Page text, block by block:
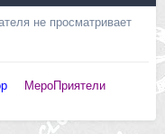
не просматривает
МероПриятели